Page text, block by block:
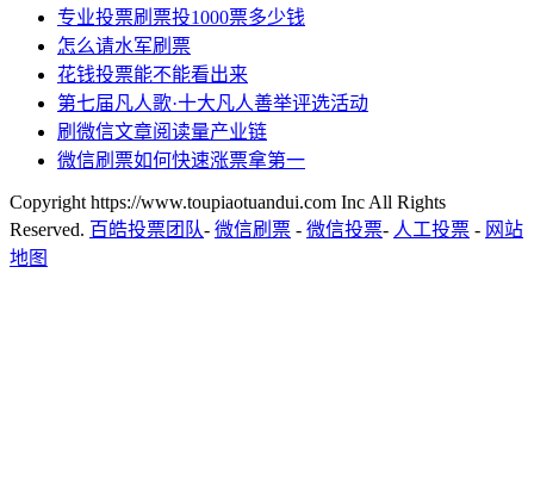
专业投票刷票投1000票多少钱
怎么请水军刷票
花钱投票能不能看出来
第七届凡人歌·十大凡人善举评选活动
刷微信文章阅读量产业链
微信刷票如何快速涨票拿第一
Copyright https://www.toupiaotuandui.com Inc All Rights
Reserved. 百皓投票团队- 微信刷票 - 微信投票- 人工投票 - 网站
地图